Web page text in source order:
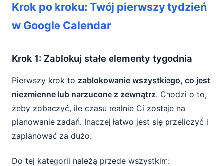
Krok po kroku: Twój pierwszy tydzień
w Google Calendar
Krok 1: Zablokuj stałe elementy tygodnia
Pierwszy krok to zablokowanie wszystkiego, co jest
niezmienne lub narzucone z zewnątrz. Chodzi o to,
żeby zobaczyć, ile czasu realnie Ci zostaje na
planowanie zadań. Inaczej łatwo jest się przeliczyć i
zaplanować za dużo.
Do tej kategorii należą przede wszystkim: